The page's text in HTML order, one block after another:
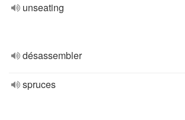
unseating
désassembler
spruces